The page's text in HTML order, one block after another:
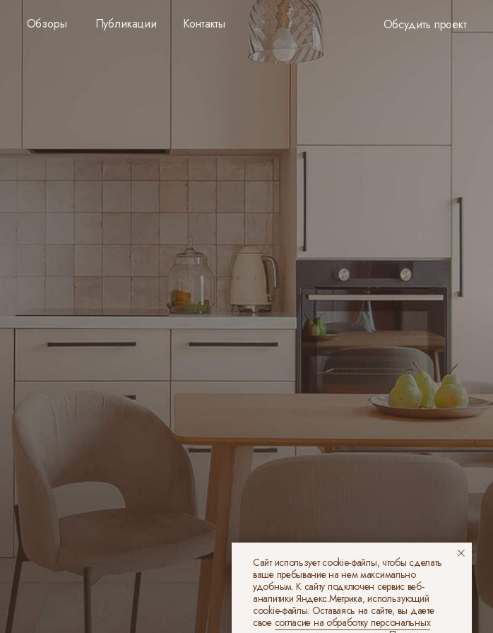
Контакты
Публикации
Обзоры Обсудить проект
Сайт использует cookie-файлы, чтобы сделать
ваше пребывание на нем максимально
удобным. К cайту подключен сервис веб-
аналитики Яндекс.Метрика, использующий
cookie-файлы. Оставаясь на сайте, вы даете
свое согласие на обработку персональных